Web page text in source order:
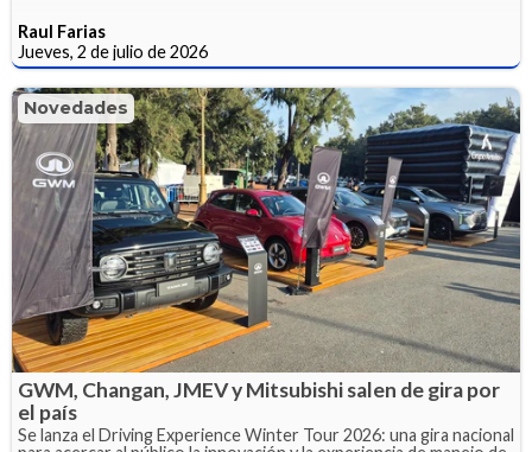
Raul Farias
Jueves, 2 de julio de 2026
Novedades
GWM, Changan, JMEV y Mitsubishi salen de gira por
el país
Se lanza el Driving Experience Winter Tour 2026: una gira nacional